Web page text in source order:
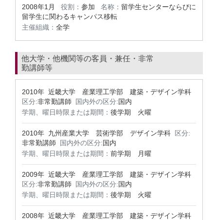
2008年1月 役割： 参加 名称： 留学生センターならびに
留学生に関わるキャンパス移転
主催組織： 全学
他大学・他機関等の客員・兼任・非常
勤講師等
2010年 近畿大学 産業理工学部 建築・デザイン学科
区分:非常勤講師 国内外の区分:国内
学期、曜日時限または期間： 後学期 火曜
2010年 九州産業大学 芸術学部 デザイン学科
区分:
非常勤講師
国内外の区分:国内
学期、曜日時限または期間： 前学期 月曜
2009年 近畿大学 産業理工学部 建築・デザイン学科
区分:非常勤講師 国内外の区分:国内
学期、曜日時限または期間： 後学期 火曜
2008年 近畿大学 産業理工学部 建築・デザイン学科